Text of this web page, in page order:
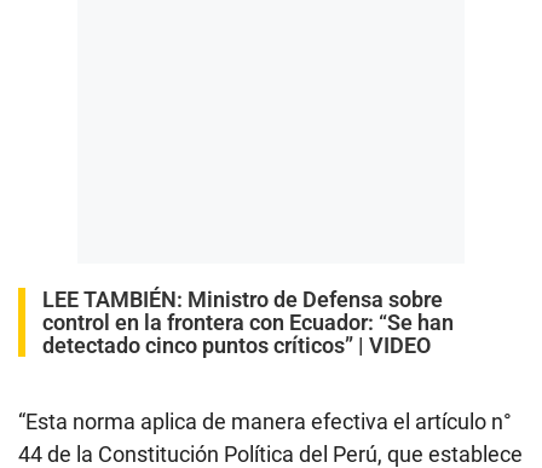
LEE TAMBIÉN: Ministro de Defensa sobre
control en la frontera con Ecuador: “Se han
detectado cinco puntos críticos” | VIDEO
“Esta norma aplica de manera efectiva el artículo n°
44 de la Constitución Política del Perú, que establece